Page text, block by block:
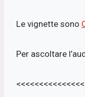
Le vignette sono
Per ascoltare